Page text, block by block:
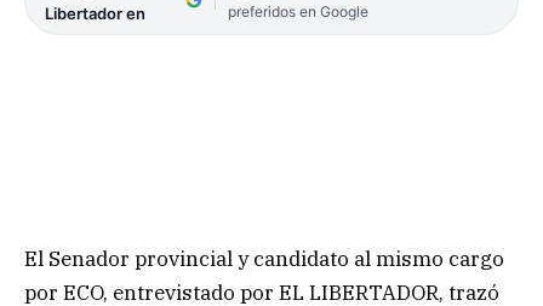
Libertador en
preferidos en Google
El Senador provincial y candidato al mismo cargo
por ECO, entrevistado por EL LIBERTADOR, trazó